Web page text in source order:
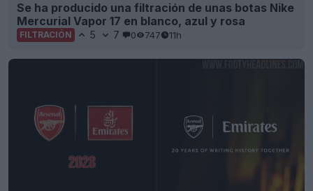
Se ha producido una filtración de unas botas Nike
Mercurial Vapor 17 en blanco, azul y rosa
FILTRACIÓN 5 7 0 747 11h